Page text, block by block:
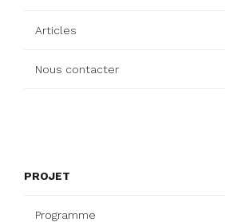
Articles
Nous contacter
PROJET
Programme